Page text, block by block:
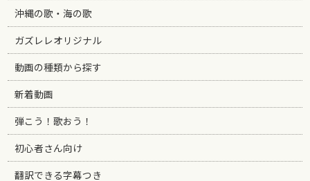
沖縄の歌・海の歌
ガズレレオリジナル
動画の種類から探す
新着動画
弾こう！歌おう！
初心者さん向け
翻訳できる字幕つき